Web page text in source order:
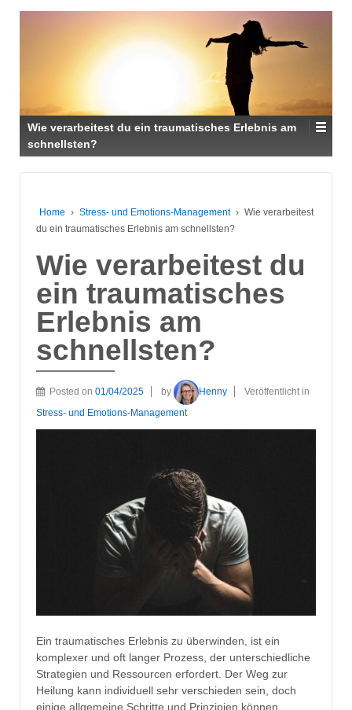
Wie verarbeitest du ein traumatisches Erlebnis am
schnellsten?
Home › Stress- und Emotions-Management › Wie verarbeitest
du ein traumatisches Erlebnis am schnellsten?
Wie verarbeitest du
ein traumatisches
Erlebnis am
schnellsten?
Posted on 01/04/2025 by Henny
Veröffentlicht in
Stress- und Emotions-Management
Ein traumatisches Erlebnis zu überwinden, ist ein
komplexer und oft langer Prozess, der unterschiedliche
Strategien und Ressourcen erfordert. Der Weg zur
Heilung kann individuell sehr verschieden sein, doch
einige allgemeine Schritte und Prinzipien können